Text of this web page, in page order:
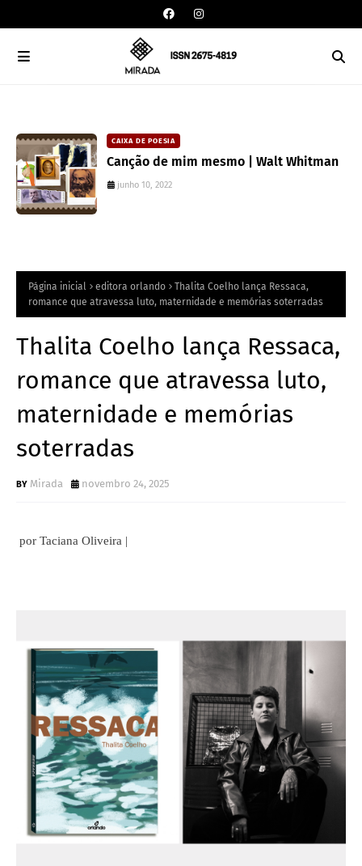
CAIXA DE POESIA
Canção de mim mesmo | Walt Whitman
junho 10, 2022
DAVISON SOUZA
10 anos da política de cotas raciais no
Brasil: um ponto de ruptura na
colonialidade
Página inicial editora orlando
Thalita Coelho lança Ressaca,
romance que atravessa luto, maternidade e memórias soterradas
Thalita Coelho lança Ressaca,
romance que atravessa luto,
maternidade e memórias
soterradas
Mirada novembro 24, 2025
por Taciana Oliveira |